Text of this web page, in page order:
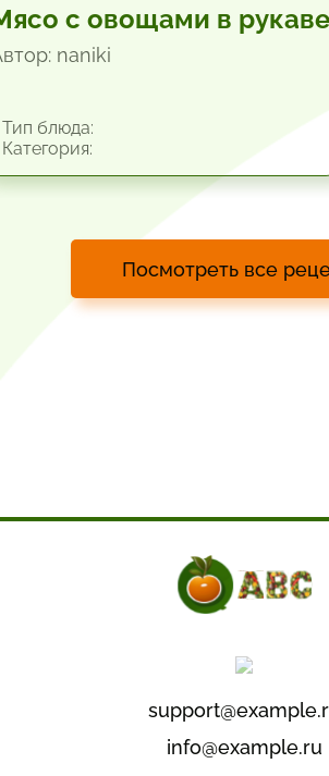
с овощами в рукаве
naniki
блюда:
Посмотреть все
info@example.ru